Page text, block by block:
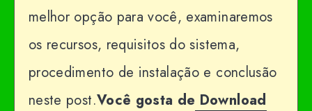
melhor opção para você, examinaremos
os recursos, requisitos do sistema,
procedimento de instalação e conclusão
neste post.Você gosta de Download